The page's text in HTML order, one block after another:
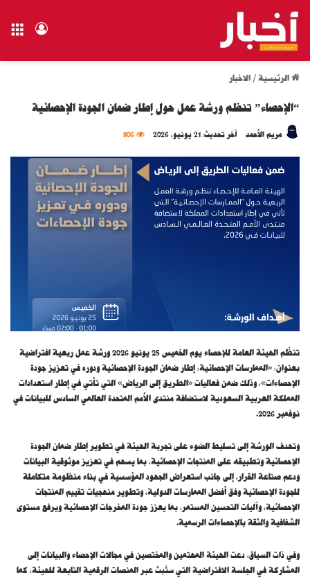
تسجيل
الرئيسية / الاخبار
“الإحصاء” تنظم ورشة عمل حول إطار ضمان الجودة الإحصائية
مريم الأحمد آخر تحديث: 21 يونيو، 2026 806
تنظّم الهيئة العامة للإحصاء يوم الخميس 25 يونيو 2026 ورشة عمل ربعية افتراضية
بعنوان: «الممارسات الإحصائية: إطار ضمان الجودة الإحصائية ودوره في تعزيز جودة
الإحصاءات»، وذلك ضمن فعاليات «الطريق إلى الرياض» التي تأتي في إطار استعدادات
المملكة العربية السعودية لاستضافة منتدى الأمم المتحدة العالمي السادس للبيانات في
نوفمبر 2026.
وتهدف الورشة إلى تسليط الضوء على تجربة الهيئة في تطوير إطار ضمان الجودة
الإحصائية وتطبيقه على المنتجات الإحصائية، بما يسهم في تعزيز موثوقية البيانات
ودعم صناعة القرار، إلى جانب استعراض الجهود المؤسسية في بناء منظومة متكاملة
للجودة الإحصائية وفق أفضل الممارسات الدولية، وتطوير منهجيات تقييم المنتجات
الإحصائية، وآليات التحسين المستمر، بما يعزز جودة المخرجات الإحصائية ويرفع مستوى
الشفافية والثقة بالإحصاءات الرسمية.
وفي ذات السياق، دعت الهيئة المهتمين والمختصين في مجالات الإحصاء والبيانات إلى
المشاركة في الجلسة الافتراضية التي ستُبث عبر المنصات الرقمية التابعة للهيئة، كما